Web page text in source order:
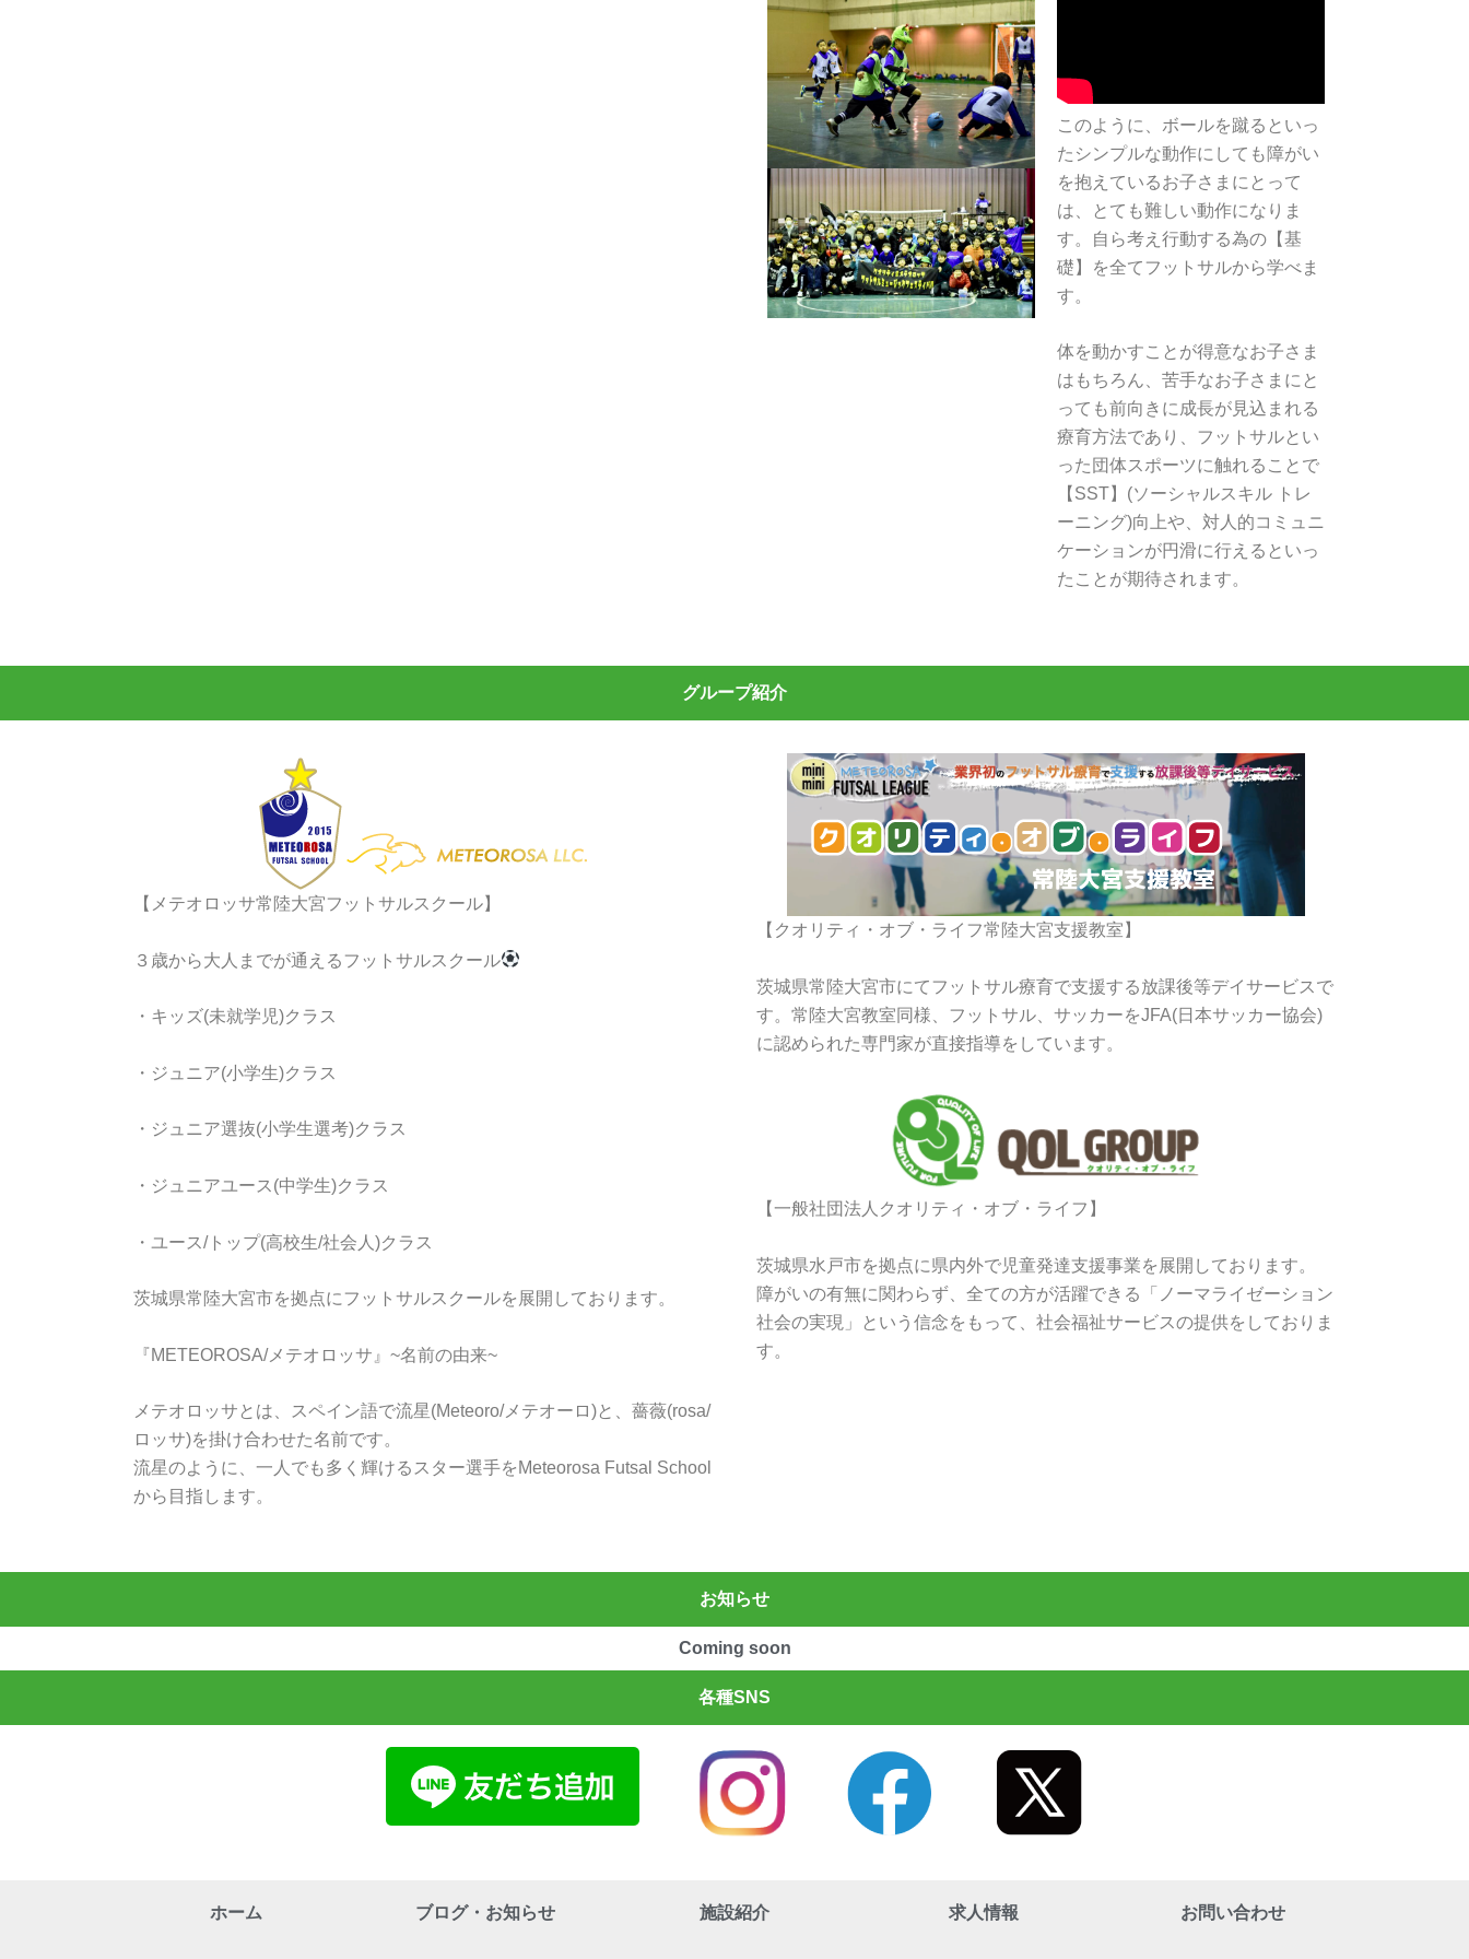
このように、ボールを蹴るといっ
たシンプルな動作にしても障がい
を抱えているお子さまにとって
は、とても難しい動作になりま
す。自ら考え行動する為の【基
礎】を全てフットサルから学べま
す。
体を動かすことが得意なお子さま
はもちろん、苦手なお子さまにと
っても前向きに成長が見込まれる
療育方法であり、フットサルとい
った団体スポーツに触れることで
【SST】(ソーシャルスキル トレ
ーニング)向上や、対人的コミュニ
ケーションが円滑に行えるといっ
たことが期待されます。
グループ紹介
【メテオロッサ常陸大宮フットサルスクール】
３歳から大人までが通えるフットサルスクール
・キッズ(未就学児)クラス
・ジュニア(小学生)クラス
・ジュニア選抜(小学生選考)クラス
・ジュニアユース(中学生)クラス
・ユース/トップ(高校生/社会人)クラス
茨城県常陸大宮市を拠点にフットサルスクールを展開しております。
『METEOROSA/メテオロッサ』~名前の由来~
メテオロッサとは、スペイン語で流星(Meteoro/メテオーロ)と、薔薇(rosa/
ロッサ)を掛け合わせた名前です。
流星のように、一人でも多く輝けるスター選手をMeteorosa Futsal School
から目指します。
【クオリティ・オブ・ライフ常陸大宮支援教室】
茨城県常陸大宮市にてフットサル療育で支援する放課後等デイサービスで
す。常陸大宮教室同様、フットサル、サッカーをJFA(日本サッカー協会)
に認められた専門家が直接指導をしています。
【一般社団法人クオリティ・オブ・ライフ】
茨城県水戸市を拠点に県内外で児童発達支援事業を展開しております。
障がいの有無に関わらず、全ての方が活躍できる「ノーマライゼーション
社会の実現」という信念をもって、社会福祉サービスの提供をしておりま
す。
お知らせ
Coming soon
各種SNS
ホーム ブログ・お知らせ 施設紹介 求人情報 お問い合わせ